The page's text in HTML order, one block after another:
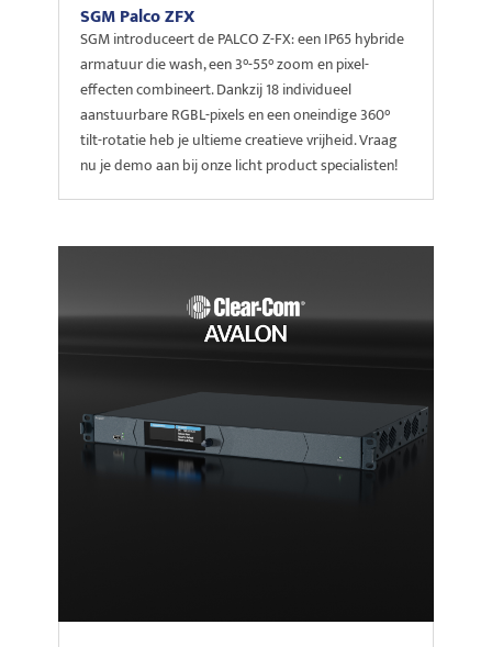
SGM Palco ZFX
SGM introduceert de PALCO Z-FX: een IP65 hybride
armatuur die wash, een 3°-55° zoom en pixel-
effecten combineert. Dankzij 18 individueel
aanstuurbare RGBL-pixels en een oneindige 360°
tilt-rotatie heb je ultieme creatieve vrijheid. Vraag
nu je demo aan bij onze licht product specialisten!